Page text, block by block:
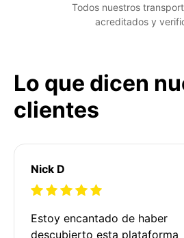
Todos nuestros
acreditados y
Lo que dicen
clientes
Nick D
Estoy encantado de haber
descubierto esta plataforma